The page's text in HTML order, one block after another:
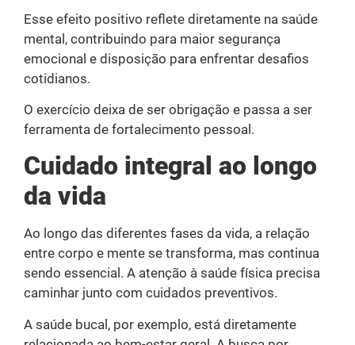
Esse efeito positivo reflete diretamente na saúde
mental, contribuindo para maior segurança
emocional e disposição para enfrentar desafios
cotidianos.
O exercício deixa de ser obrigação e passa a ser
ferramenta de fortalecimento pessoal.
Cuidado integral ao longo
da vida
Ao longo das diferentes fases da vida, a relação
entre corpo e mente se transforma, mas continua
sendo essencial. A atenção à saúde física precisa
caminhar junto com cuidados preventivos.
A saúde bucal, por exemplo, está diretamente